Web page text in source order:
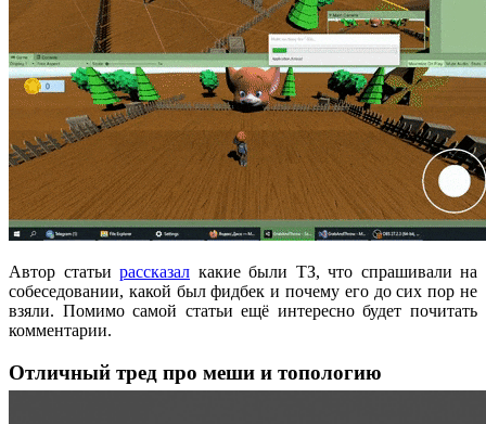
Автор статьи рассказал какие были ТЗ, что спрашивали на
собеседовании, какой был фидбек и почему его до сих пор не
взяли. Помимо самой статьи ещё интересно будет почитать
комментарии.
Отличный тред про меши и топологию